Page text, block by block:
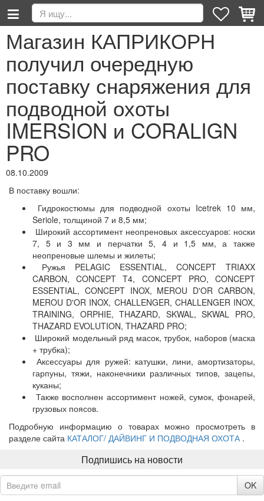
Магазин КАПРИКОРН
получил очередную
поставку снаряжения для
подводной охоты
IMERSION и CORALIGN
PRO
08.10.2009
В поставку вошли:
Гидрокостюмы для подводной охоты Icetrek 10 мм,
Seriole, толщиной 7 и 8,5 мм;
Широкий ассортимент неопреновых аксессуаров: носки
7, 5 и 3 мм и перчатки 5, 4 и 1,5 мм, а также
неопреновые шлемы и жилеты;
Ружья PELAGIC ESSENTIAL, CONCEPT TRIAXX
CARBON, CONCEPT T4, CONCEPT PRO, CONCEPT
ESSENTIAL, CONCEPT INOX, MEROU D'OR CARBON,
MEROU D'OR INOX, CHALLENGER, CHALLENGER INOX,
TRAINING, ORPHIE, THAZARD, SKWAL, SKWAL PRO,
THAZARD EVOLUTION, THAZARD PRO;
Широкий модельный ряд масок, трубок, наборов (маска
+ трубка);
Аксессуары для ружей: катушки, лини, амортизаторы,
гарпуны, тяжи, наконечники различных типов, зацепы,
куканы;
Также восполнен ассортимент ножей, сумок, фонарей,
грузовых поясов.
Подробную информацию о товарах можно просмотреть в
разделе сайта КАТАЛОГ/ ДАЙВИНГ И ПОДВОДНАЯ ОХОТА.
Подпишись на новости
OK